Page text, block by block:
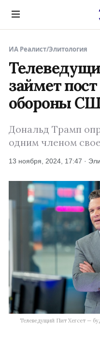
Menu
ИА Реалист/Элитология
займет
обороны
Дональд Трамп
одним членом
13 ноября, 2024, 17:47 ·
Телеведущий Пит Хегсет —